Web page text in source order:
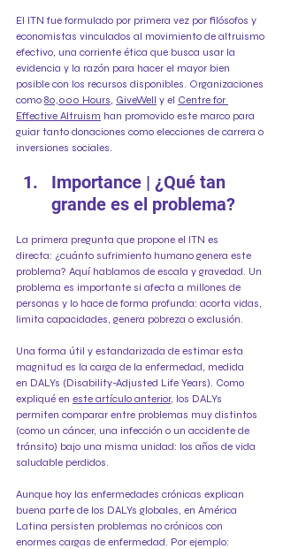
El ITN fue formulado por primera vez por filósofos y
economistas vinculados al movimiento de altruismo
efectivo, una corriente ética que busca usar la
evidencia y la razón para hacer el mayor bien
posible con los recursos disponibles. Organizaciones
como 80,000 Hours GiveWell y el Centre for
Effective Altruism han promovido este marco para
guiar tanto donaciones como elecciones de carrera o
inversiones sociales.
Importance | ¿Qué tan
grande es el problema?
La primera pregunta que propone el ITN es
directa: ¿cuánto sufrimiento humano genera este
problema? Aquí hablamos de escala y gravedad. Un
problema es importante si afecta a millones de
personas y lo hace de forma profunda: acorta vidas,
limita capacidades, genera pobreza o exclusión.
Una forma útil y estandarizada de estimar esta
magnitud es la carga de la enfermedad, medida
en DALYs (Disability-Adjusted Life Years). Como
expliqué en este artículo anterior, los DALYs
permiten comparar entre problemas muy distintos
(como un cáncer, una infección o un accidente de
tránsito) bajo una misma unidad: los años de vida
saludable perdidos.
Aunque hoy las enfermedades crónicas explican
buena parte de los DALYs globales, en América
Latina persisten problemas no crónicos con
enormes cargas de enfermedad. Por ejemplo: